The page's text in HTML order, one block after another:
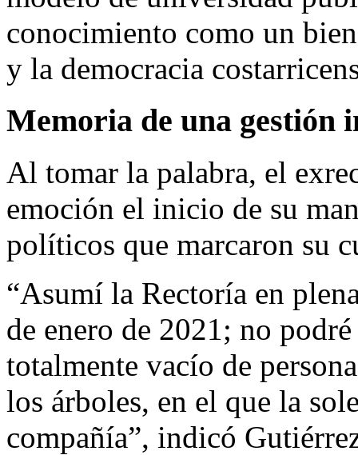
conocimiento como un
y la democracia
Memoria de una gestión
Al tomar la palabra, el
emoción el inicio de su
políticos que marcaron su
“Asumí la Rectoría en
de enero de 2021; no
totalmente vacío de
los árboles, en el que la
compañía”, indicó